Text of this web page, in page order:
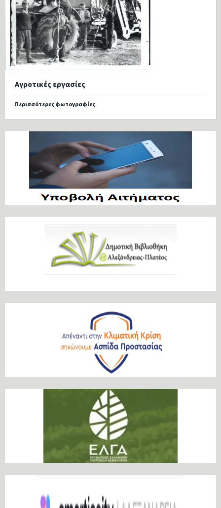
Αγροτικές εργασίες
Περισσότερες φωτογραφίες